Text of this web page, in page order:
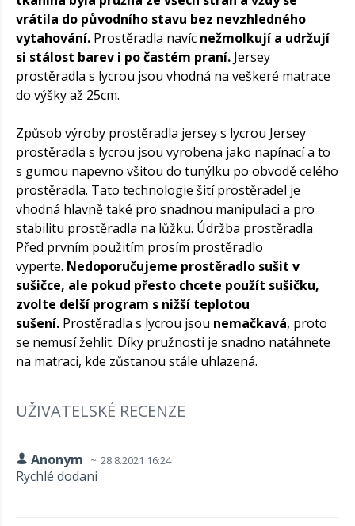
vrátila do původního stavu bez nevzhledného
vytahování. Prostěradla navíc nežmolkují a udržují
si stálost barev i po častém praní. Jersey
prostěradla s lycrou jsou vhodná na veškeré matrace
do výšky až 25cm.
Způsob výroby prostěradla jersey s lycrou Jersey
prostěradla s lycrou jsou vyrobena jako napínací a to
s gumou napevno všitou do tunýlku po obvodě celého
prostěradla. Tato technologie šití prostěradel je
vhodná hlavně také pro snadnou manipulaci a pro
stabilitu prostěradla na lůžku. Údržba prostěradla
Před prvním použitím prosím prostěradlo
vyperte. Nedoporučujeme prostěradlo sušit v
sušičce, ale pokud přesto chcete použít sušičku,
zvolte delší program s nižší teplotou
sušení. Prostěradla s lycrou jsou nemačkavá, proto
se nemusí žehlit. Díky pružnosti je snadno natáhnete
na matraci, kde zůstanou stále uhlazená.
UŽIVATELSKÉ RECENZE
Anonym 28.8.2021 16:24
Rychlé dodani